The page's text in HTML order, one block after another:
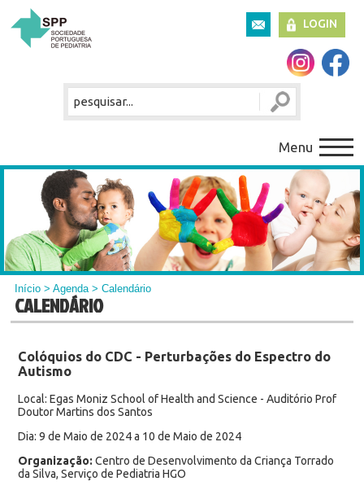
LOGIN
Menu
Início >Agenda> Calendário
CALENDÁRIO
Colóquios do CDC - Perturbações do Espectro do
Autismo
Local: Egas Moniz School of Health and Science - Auditório Prof
Doutor Martins dos Santos
Dia: 9 de Maio de 2024 a 10 de Maio de 2024
Organização: Centro de Desenvolvimento da Criança Torrado
da Silva, Serviço de Pediatria HGO